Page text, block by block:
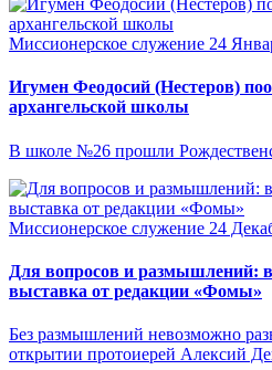
Миссионерское служение 24
Игумен Феодосий (Нестеров)
архангельской школы
В школе №26 прошли
Миссионерское служение 24
Для вопросов и размышлений:
выставка от редакции «Фомы»
Без размышлений невозможно
открытии протоиерей Алексий